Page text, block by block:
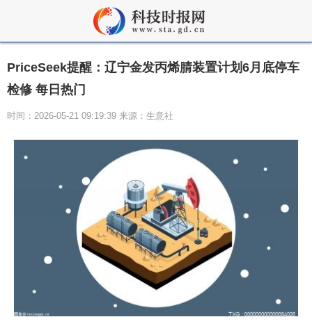
PriceSeek提醒：辽宁金发丙烯腈装置计划6月底停车
检修 每日热门
时间：2026-05-21 09:19:39 来源：生意社